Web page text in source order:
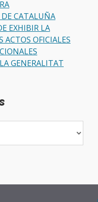
CATALUÑA
EXHIBIR LA
ACTOS OFICIALES
GENERALITAT